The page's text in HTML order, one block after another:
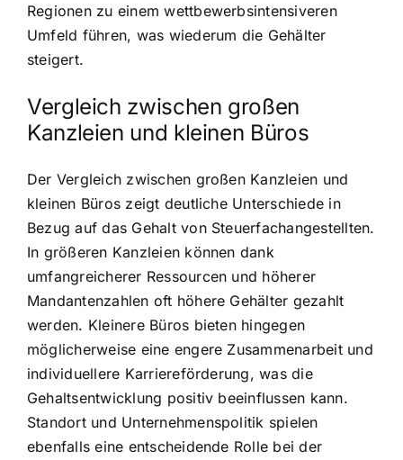
Regionen zu einem wettbewerbsintensiveren
Umfeld führen, was wiederum die Gehälter
steigert.
Vergleich zwischen großen
Kanzleien und kleinen Büros
Der Vergleich zwischen großen Kanzleien und
kleinen Büros zeigt deutliche Unterschiede in
Bezug auf das Gehalt von Steuerfachangestellten.
In größeren Kanzleien können dank
umfangreicherer Ressourcen und höherer
Mandantenzahlen oft höhere Gehälter gezahlt
werden. Kleinere Büros bieten hingegen
möglicherweise eine engere Zusammenarbeit und
individuellere Karriereförderung, was die
Gehaltsentwicklung positiv beeinflussen kann.
Standort und Unternehmenspolitik spielen
ebenfalls eine entscheidende Rolle bei der